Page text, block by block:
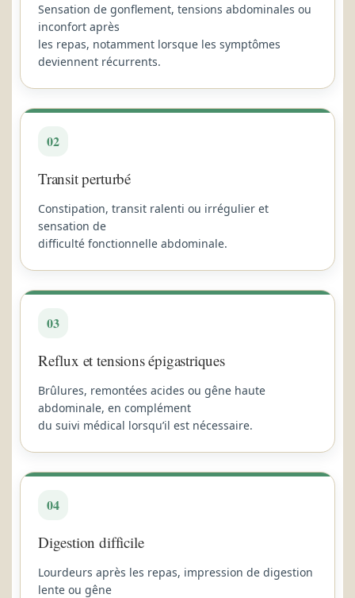
Sensation de gonflement, tensions abdominales ou
inconfort après
les repas, notamment lorsque les symptômes
deviennent récurrents.
02
Transit perturbé
Constipation, transit ralenti ou irrégulier et
sensation de
difficulté fonctionnelle abdominale.
03
Reflux et tensions épigastriques
Brûlures, remontées acides ou gêne haute
abdominale, en complément
du suivi médical lorsqu’il est nécessaire.
04
Digestion difficile
Lourdeurs après les repas, impression de digestion
lente ou gêne